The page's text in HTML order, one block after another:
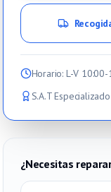
Horario: L-V
S.A.T
¿Necesitas